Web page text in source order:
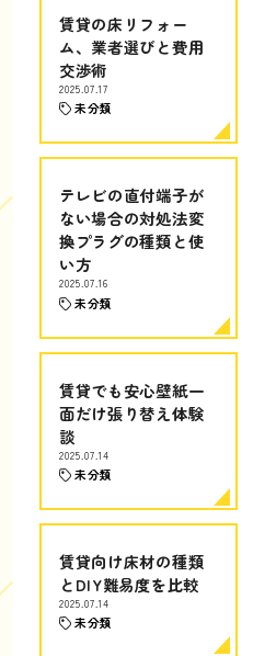
賃貸の床リフォー
ム、業者選びと費用
交渉術
2025.07.17
未分類
テレビの直付端子が
ない場合の対処法変
換プラグの種類と使
い方
2025.07.16
未分類
賃貸でも安心壁紙一
面だけ張り替え体験
談
2025.07.14
未分類
賃貸向け床材の種類
とDIY難易度を比較
2025.07.14
未分類